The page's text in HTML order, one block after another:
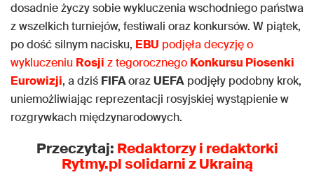
dosadnie życzy sobie wykluczenia wschodniego państwa
z wszelkich turniejów, festiwali oraz konkursów. W piątek,
po dość silnym nacisku, EBU podjęła decyzję o
wykluczeniu Rosji z tegorocznego Konkursu Piosenki
Eurowizji, a dziś FIFAorazUEFA podjęły podobny krok,
uniemożliwiając reprezentacji rosyjskiej wystąpienie w
rozgrywkach międzynarodowych.
Przeczytaj: Redaktorzy i redaktorki
Rytmy.pl solidarni z Ukrainą